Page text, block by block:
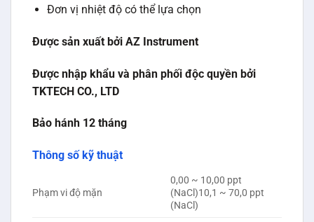
Đơn vị nhiệt độ có thể lựa chọn
Được sản xuất bởi AZ Instrument
Được nhập khẩu và phân phối độc quyền bởi
TKTECH CO., LTD
Bảo hánh 12 tháng
Thông số kỹ thuật
Phạm vi độ mặn
0,00 ~ 10,00 ppt
(NaCl)10,1 ~ 70,0 ppt
(NaCl)